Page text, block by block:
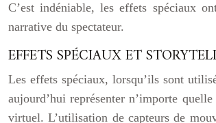
C’est indéniable, les effets spéciaux
narrative du spectateur.
EFFETS SPÉCIAUX ET
Les effets spéciaux, lorsqu’ils sont
aujourd’hui représenter n’importe
virtuel. L’utilisation de capteurs de